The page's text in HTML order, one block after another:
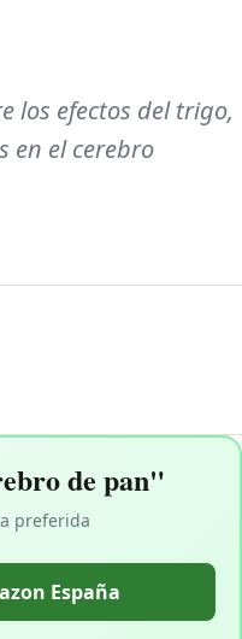
los efectos del trigo,
en el cerebro
de pan"
preferida
España